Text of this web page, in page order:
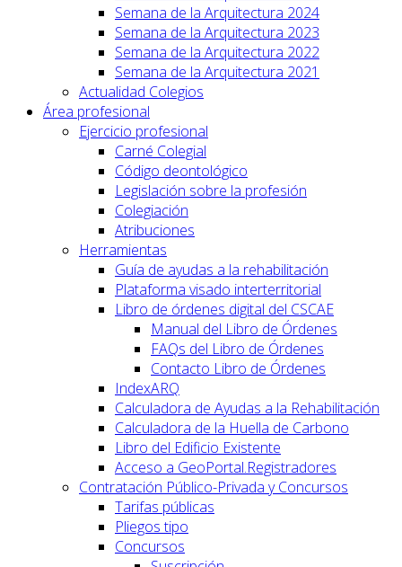
Semana de la Arquitectura 2024
Semana de la Arquitectura 2023
Semana de la Arquitectura 2022
Semana de la Arquitectura 2021
Actualidad Colegios
Área profesional
Ejercicio profesional
Carné Colegial
Código deontológico
Legislación sobre la profesión
Colegiación
Atribuciones
Herramientas
Guía de ayudas a la rehabilitación
Plataforma visado interterritorial
Libro de órdenes digital del CSCAE
Manual del Libro de Órdenes
FAQs del Libro de Órdenes
Contacto Libro de Órdenes
IndexARQ
Calculadora de Ayudas a la Rehabilitación
Calculadora de la Huella de Carbono
Libro del Edificio Existente
Acceso a GeoPortal.Registradores
Contratación Público-Privada y Concursos
Tarifas públicas
Pliegos tipo
Concursos